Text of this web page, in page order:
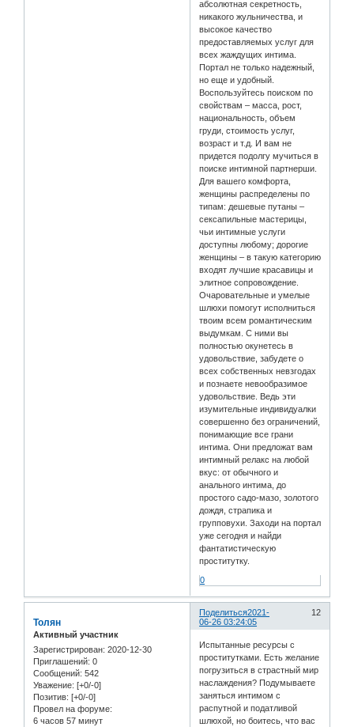
абсолютная секретность,
никакого жульничества, и
высокое качество
предоставляемых услуг для
всех жаждущих интима.
Портал не только надежный,
но еще и удобный.
Воспользуйтесь поиском по
свойствам – масса, рост,
национальность, объем
груди, стоимость услуг,
возраст и т.д. И вам не
придется подолгу мучиться в
поиске интимной партнерши.
Для вашего комфорта,
женщины распределены по
типам: дешевые путаны –
сексапильные мастерицы,
чьи интимные услуги
доступны любому; дорогие
женщины – в такую категорию
входят лучшие красавицы и
элитное сопровождение.
Очаровательные и умелые
шлюхи помогут исполниться
твоим всем романтическим
выдумкам. С ними вы
полностью окунетесь в
удовольствие, забудете о
всех собственных невзгодах
и познаете невообразимое
удовольствие. Ведь эти
изумительные индивидуалки
совершенно без ограничений,
понимающие все грани
интима. Они предложат вам
интимный релакс на любой
вкус: от обычного и
анального интима, до
простого садо-мазо, золотого
дождя, страпика и
групповухи. Заходи на портал
уже сегодня и найди
фантатистическую
проститутку.
0
Поделиться 12
2021-
06-26 03:24:05
Толян
Активный участник
Зарегистрирован: 2020-12-30
Приглашений: 0
Сообщений: 542
Уважение: [+0/-0]
Позитив: [+0/-0]
Провел на форуме:
6 часов 57 минут
Испытанные ресурсы с
проститутками. Есть желание
погрузиться в страстный мир
наслаждения? Подумываете
заняться интимом с
распутной и податливой
шлюхой, но боитесь, что вас